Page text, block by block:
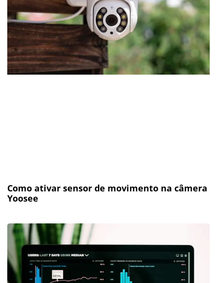
Como ativar sensor de movimento na câmera
Yoosee